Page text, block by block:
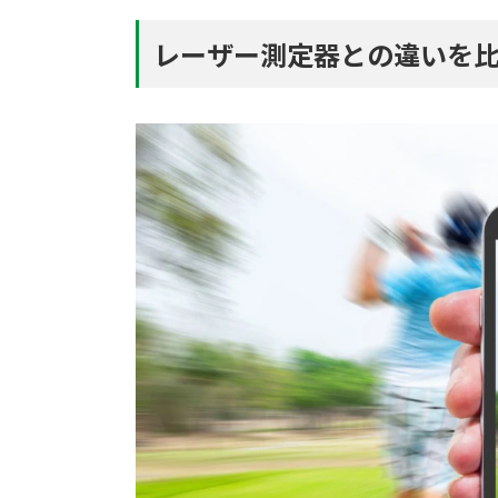
レーザー測定器との違いを